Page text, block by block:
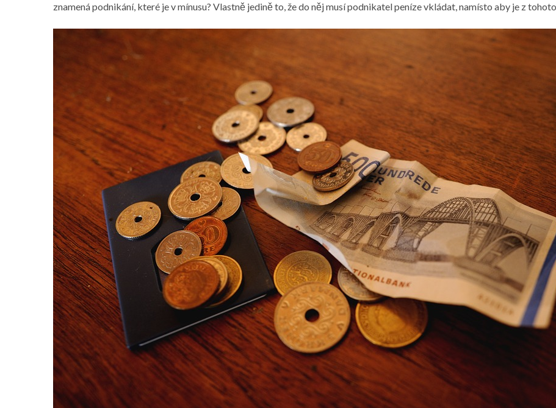
znamená podnikání, které je v mínusu? Vlastně jedině to, že do něj musí podnikatel peníze vkládat, namísto aby je z